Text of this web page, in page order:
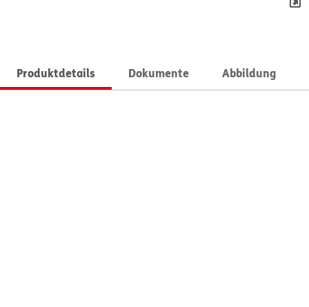
Produktdetails Dokumente Abbildung